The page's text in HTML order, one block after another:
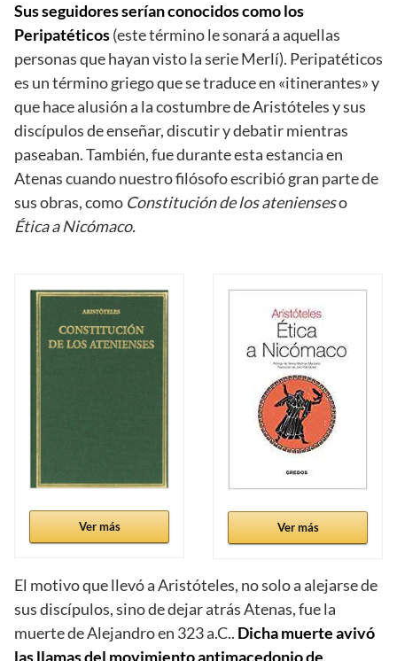
Sus seguidores serían conocidos como los
Peripatéticos(este término le sonará a aquellas
personas que hayan visto la serie Merlí). Peripatéticos
es un término griego que se traduce en «itinerantes» y
que hace alusión a la costumbre de Aristóteles y sus
discípulos de enseñar, discutir y debatir mientras
paseaban. También, fue durante esta estancia en
Atenas cuando nuestro filósofo escribió gran parte de
sus obras, como Constitución de los atenienseso
Ética a Nicómaco.
Ver más Ver más
El motivo que llevó a Aristóteles, no solo a alejarse de
sus discípulos, sino de dejar atrás Atenas, fue la
muerte de Alejandro en 323 a.C.. Dicha muerte avivó
las llamas del movimiento antimacedonio de